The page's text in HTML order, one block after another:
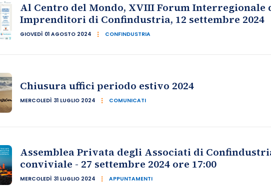
Al Centro del Mondo, XVIII Forum Interregionale
Imprenditori di Confindustria, 12 settembre 2024
GIOVEDÌ 01 AGOSTO 2024 CONFINDUSTRIA
Chiusura uffici periodo estivo 2024
MERCOLEDÌ 31 LUGLIO 2024 COMUNICATI
Assemblea Privata degli Associati di
conviviale - 27 settembre 2024 ore 17:00
MERCOLEDÌ 31 LUGLIO 2024 APPUNTAMENTI